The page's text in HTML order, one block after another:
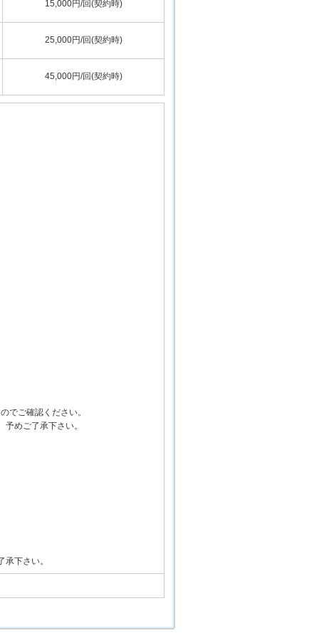
15,000円/回(契約時)
25,000円/回(契約時)
45,000円/回(契約時)
でご確認ください。
めご了承下さい。
下さい。